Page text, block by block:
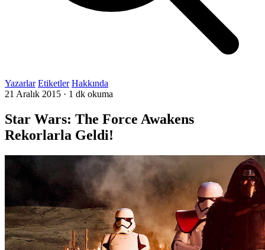
Yazarlar Etiketler Hakkında
21 Aralık 2015 · 1 dk okuma
Star Wars: The Force Awakens
Rekorlarla Geldi!